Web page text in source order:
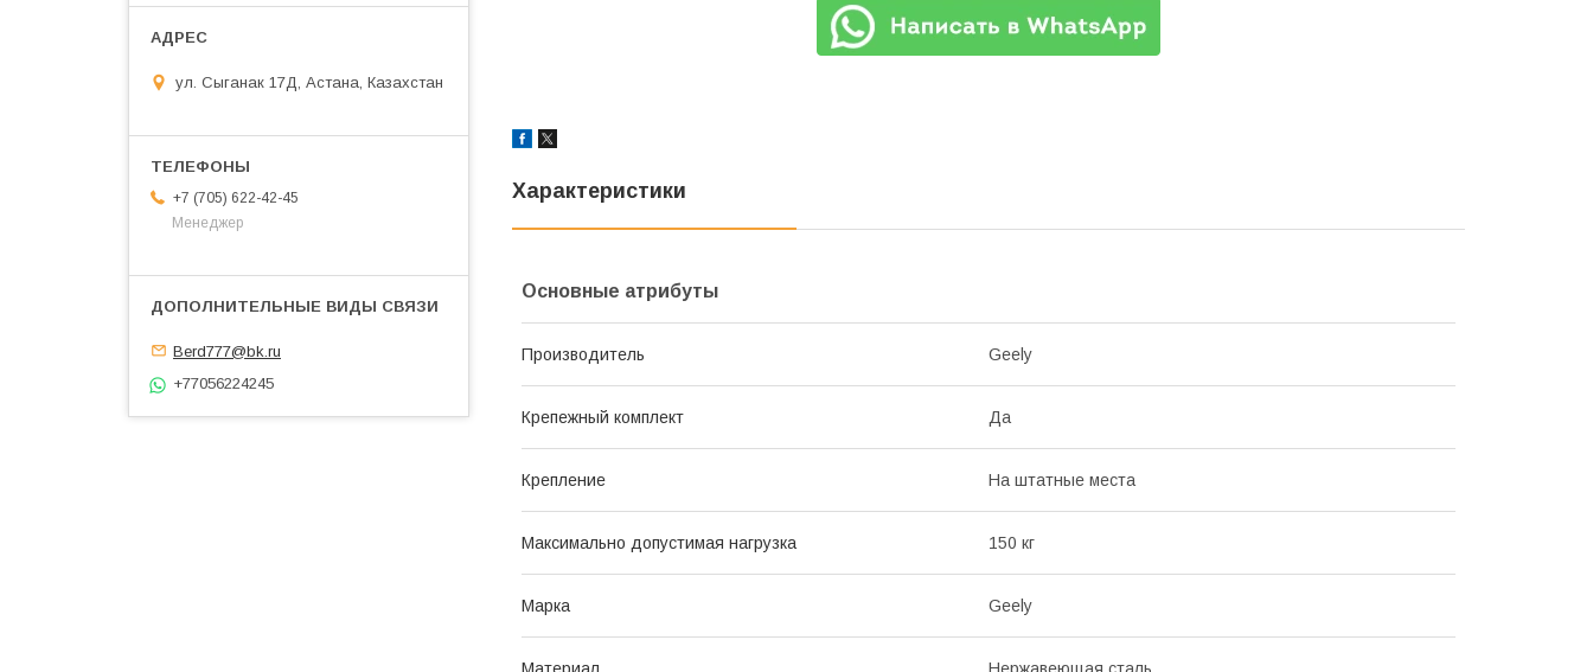
Характеристики
Основные атрибуты
Производитель Geely
Крепежный комплект Да
Крепление На штатные места
Максимально допустимая нагрузка 150 кг
Марка Geely
ул. Сыганак 17Д, Астана, Казахстан
+7 (705) 622-42-45
Менеджер
Berd777@bk.ru
+77056224245